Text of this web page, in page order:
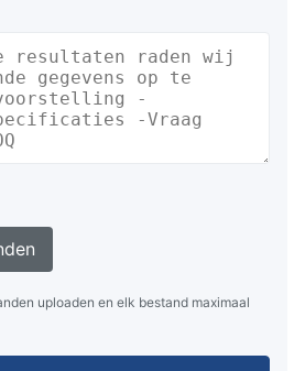
uploaden en elk bestand maximaal